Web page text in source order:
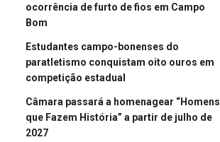
ocorrência de furto de fios em Campo
Bom
Estudantes campo-bonenses do
paratletismo conquistam oito ouros em
competição estadual
Câmara passará a homenagear “Homens
que Fazem História” a partir de julho de
2027